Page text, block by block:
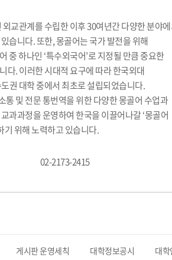
교관계를 수립한 이후 30여년간 다양한 분야
습니다. 또한, 몽골어는 국가 발전을 위해
중 하나인 ‘특수외국어’로 지정될 만큼 중요한
다. 이러한 시대적 요구에 따라 한국외대
권 대학 중에서 최초로 설립되었습니다.
통 및 전문 통번역을 위한 다양한 몽골어 수업과
과과정을 운영하여 한국을 이끌어나갈 ‘몽골어
기 위해 노력하고 있습니다.
02-2173-2415
게시판 운영세칙 대학정보공시 대